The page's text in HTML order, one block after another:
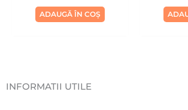
ADAUGĂ ÎN COȘ
INFORMATII UTILE